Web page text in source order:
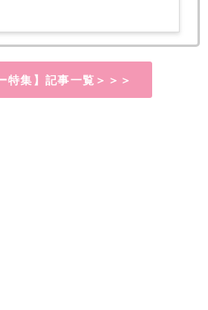
特集】記事一覧＞＞＞